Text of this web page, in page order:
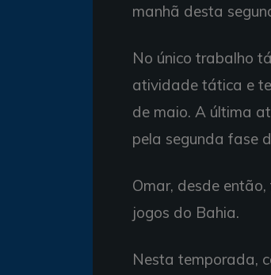
manhã desta
No único trabalho
atividade tática e
de maio. A última
pela segunda fase
Omar, desde
jogos do Bahia.
Nesta temporada,